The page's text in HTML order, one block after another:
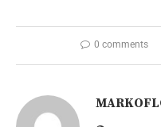
0 comments